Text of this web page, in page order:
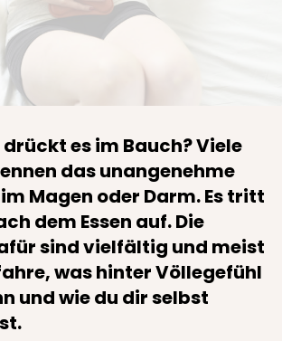
es im Bauch? Viele
das unangenehme
Magen oder Darm. Es tritt
dem Essen auf. Die
sind vielfältig und meist
was hinter Völlegefühl
und wie du dir selbst